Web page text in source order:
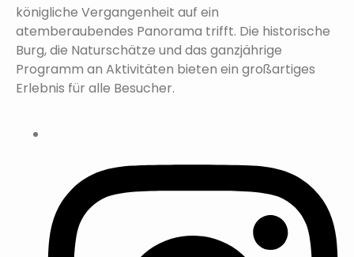
königliche Vergangenheit auf ein
atemberaubendes Panorama trifft. Die historische
Burg, die Naturschätze und das ganzjährige
Programm an Aktivitäten bieten ein großartiges
Erlebnis für alle Besucher.